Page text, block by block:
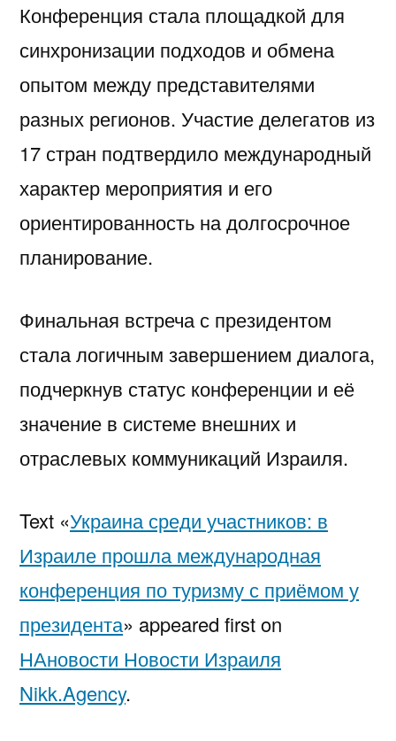
Конференция стала площадкой для
синхронизации подходов и обмена
опытом между представителями
разных регионов. Участие делегатов из
17 стран подтвердило международный
характер мероприятия и его
ориентированность на долгосрочное
планирование.
Финальная встреча с президентом
стала логичным завершением диалога,
подчеркнув статус конференции и её
значение в системе внешних и
отраслевых коммуникаций Израиля.
Text «Украина среди участников: в
Израиле прошла международная
конференция по туризму с приёмом у
президента» appeared first on
НАновости Новости Израиля
Nikk.Agency.